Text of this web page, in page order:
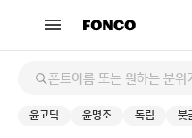
윤고딕 윤명조 독립 붓